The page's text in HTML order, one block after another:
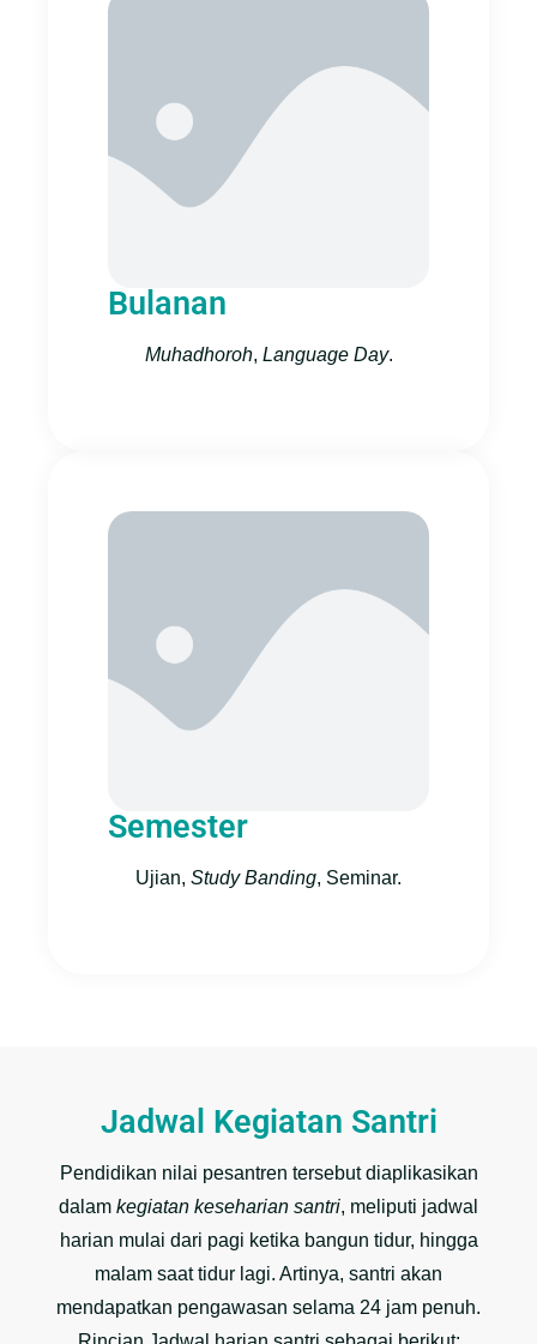
Bulanan
Muhadhoroh, Language Day.
Semester
Ujian, Study Banding, Seminar.
Jadwal Kegiatan Santri
Pendidikan nilai pesantren tersebut diaplikasikan
dalam kegiatan keseharian santri, meliputi jadwal
harian mulai dari pagi ketika bangun tidur, hingga
malam saat tidur lagi. Artinya, santri akan
mendapatkan pengawasan selama 24 jam penuh.